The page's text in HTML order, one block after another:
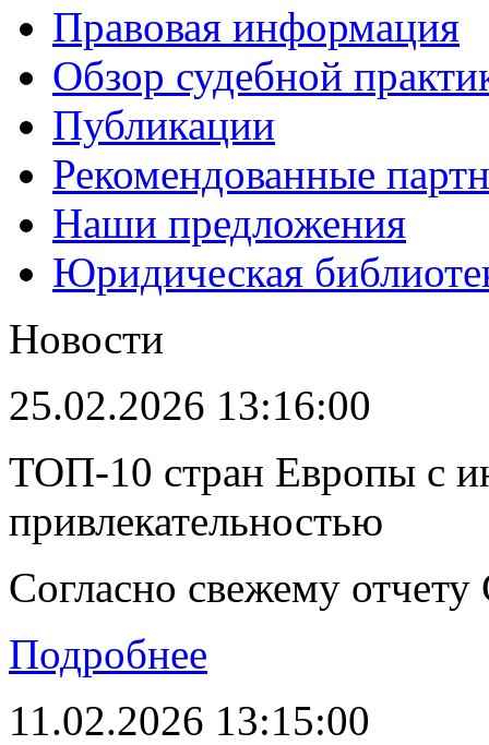
Правовая информация
Обзор судебной
Публикации
Рекомендованные
Наши предложения
Юридическая
Новости
25.02.2026 13:16:00
ТОП-10 стран Европы с
привлекательностью
Согласно свежему
Подробнее
11.02.2026 13:15:00